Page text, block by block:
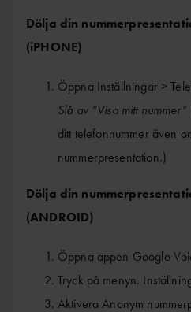
Dölja din
(iPHONE)
Öppna Inställningar >
Slå av ”Visa mitt nummer”
ditt telefonnummer även
nummerpresentation.)
Dölja din
(ANDROID)
Öppna appen Google
Tryck på menyn.
Aktivera Anonym